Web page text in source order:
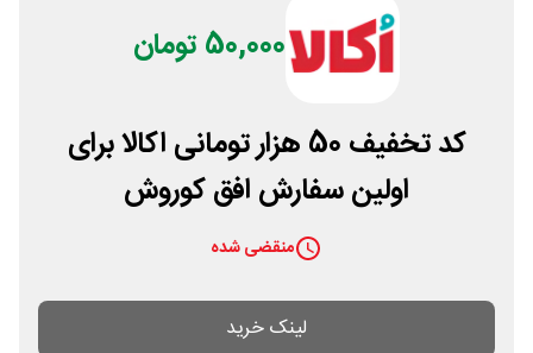
50,000 تومان
کد تخفیف 50 هزار تومانی اکالا برای
اولین سفارش افق کوروش
منقضی شده
لینک خرید